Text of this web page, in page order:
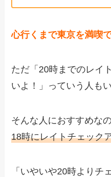
心行くまで東京を満喫で
ただ「20時までのレイ
いよ！」っていう人も
そんな人におすすめな
18時にレイトチェック
「いやいや20時よりチ